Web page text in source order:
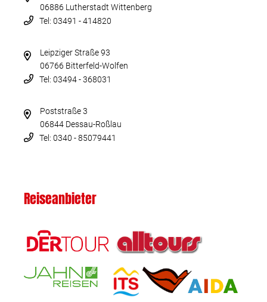
06886 Lutherstadt Wittenberg
Tel: 03491 - 414820
Leipziger Straße 93
06766 Bitterfeld-Wolfen
Tel: 03494 - 368031
Poststraße 3
06844 Dessau-Roßlau
Tel: 0340 - 85079441
Reiseanbieter